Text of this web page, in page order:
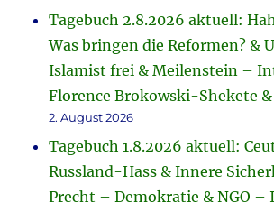
Tagebuch 2.8.2026 aktuell:
Was bringen die Reformen? &
Islamist frei & Meilenstein –
Florence Brokowski-Shekete
2. August 2026
Tagebuch 1.8.2026 aktuell:
Russland-Hass & Innere
Precht – Demokratie & NGO –